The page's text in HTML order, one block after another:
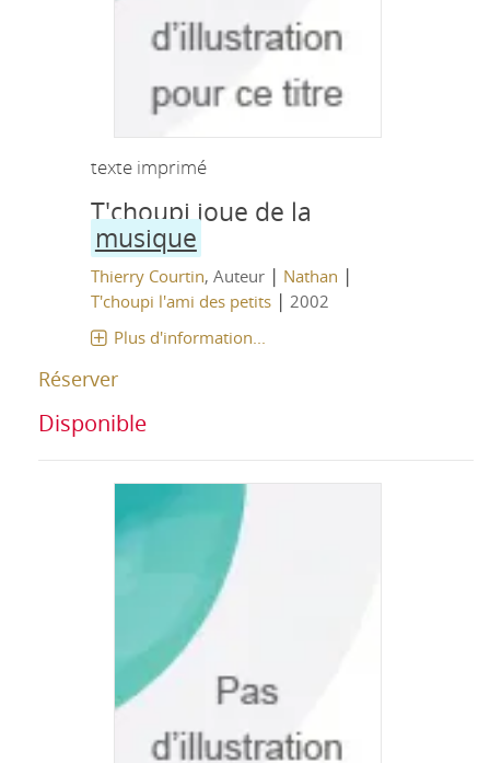
texte imprimé
T'choupi joue de la
musique
Thierry Courtin, Auteur | Nathan |
T'choupi l'ami des petits| 2002
Plus d'information...
Réserver
Disponible